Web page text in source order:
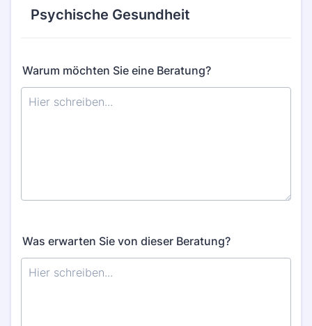
Psychische Gesundheit
Warum möchten Sie eine Beratung?
Was erwarten Sie von dieser Beratung?